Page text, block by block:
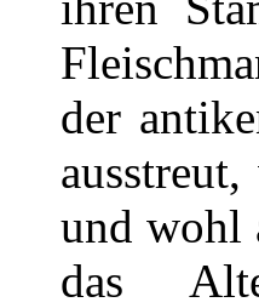
der
und wohl
das